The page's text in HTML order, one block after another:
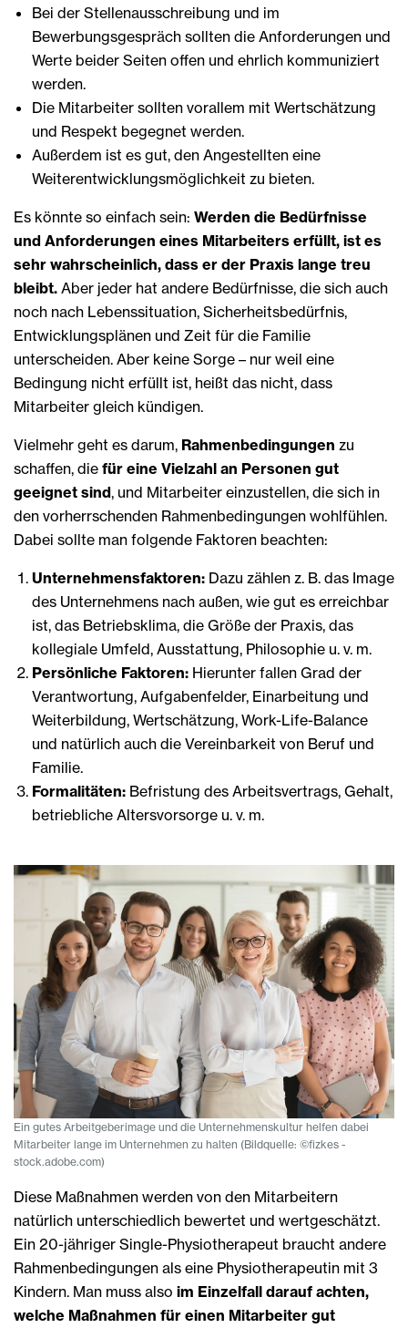
Bei der Stellenausschreibung und im
Bewerbungsgespräch sollten die Anforderungen und
Werte beider Seiten offen und ehrlich kommuniziert
werden.
Die Mitarbeiter sollten vorallem mit Wertschätzung
und Respekt begegnet werden.
Außerdem ist es gut, den Angestellten eine
Weiterentwicklungsmöglichkeit zu bieten.
Es könnte so einfach sein: Werden die Bedürfnisse
und Anforderungen eines Mitarbeiters erfüllt, ist es
sehr wahrscheinlich, dass er der Praxis lange treu
bleibt. Aber jeder hat andere Bedürfnisse, die sich auch
noch nach Lebenssituation, Sicherheitsbedürfnis,
Entwicklungsplänen und Zeit für die Familie
unterscheiden. Aber keine Sorge – nur weil eine
Bedingung nicht erfüllt ist, heißt das nicht, dass
Mitarbeiter gleich kündigen.
Vielmehr geht es darum, Rahmenbedingungen zu
schaffen, die für eine Vielzahl an Personen gut
geeignet sind, und Mitarbeiter einzustellen, die sich in
den vorherrschenden Rahmenbedingungen wohlfühlen.
Dabei sollte man folgende Faktoren beachten:
Unternehmensfaktoren: Dazu zählen z. B. das Image
des Unternehmens nach außen, wie gut es erreichbar
ist, das Betriebsklima, die Größe der Praxis, das
kollegiale Umfeld, Ausstattung, Philosophie u. v. m.
Persönliche Faktoren: Hierunter fallen Grad der
Verantwortung, Aufgabenfelder, Einarbeitung und
Weiterbildung, Wertschätzung, Work-Life-Balance
und natürlich auch die Vereinbarkeit von Beruf und
Familie.
Formalitäten: Befristung des Arbeitsvertrags, Gehalt,
betriebliche Altersvorsorge u. v. m.
Ein gutes Arbeitgeberimage und die Unternehmenskultur helfen dabei
Mitarbeiter lange im Unternehmen zu halten (Bildquelle: ©fizkes -
stock.adobe.com)
Diese Maßnahmen werden von den Mitarbeitern
natürlich unterschiedlich bewertet und wertgeschätzt.
Ein 20-jähriger Single-Physiotherapeut braucht andere
Rahmenbedingungen als eine Physiotherapeutin mit 3
Kindern. Man muss also im Einzelfall darauf achten,
welche Maßnahmen für einen Mitarbeiter gut